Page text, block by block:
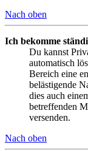
Nach oben
Ich bekomme
Du kannst
automatisch
Bereich eine
belästigende
dies auch
betreffenden
versenden.
Nach oben